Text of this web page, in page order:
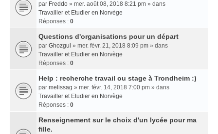
par Freddo » mer. août 08, 2018 8:21 pm » dans
Travailler et Etudier en Norvège
Réponses : 0
Questions d'organisations pour un départ
par Ghozgul » mer. févr. 21, 2018 8:09 pm » dans
Travailler et Etudier en Norvège
Réponses : 0
Help : recherche travail ou stage à Trondheim :)
par melissag » mer. févr. 14, 2018 7:00 pm » dans
Travailler et Etudier en Norvège
Réponses : 0
Renseignement sur le choix d'un lycée pour ma
fille.